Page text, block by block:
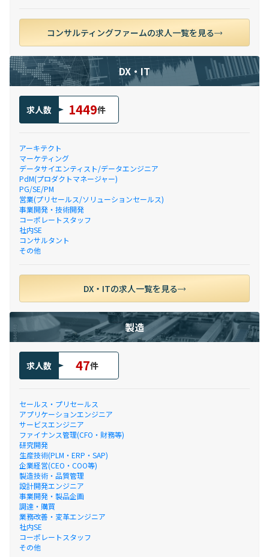
コンサルティングファームの求人一覧を見る
DX・IT
求人数 1449件
アーキテクト
マーケティング
データサイエンティスト/データエンジニア
PdM(プロダクトマネージャー)
PG/SE/PM
営業(プリセールス/ソリューションセールス)
事業開発・技術開発
コーポレートスタッフ
社内SE
コンサルタント
その他
DX・ITの求人一覧を見る
製造
求人数 47件
セールス・プリセールス
アプリケーションエンジニア
サービスエンジニア
ファイナンス管理(CFO・財務等)
研究開発
生産技術(PLM・ERP・SAP)
企業経営(CEO・COO等)
製造技術・品質管理
設計開発エンジニア
事業開発・製品企画
調達・購買
業務改善・変革エンジニア
社内SE
コーポレートスタッフ
その他